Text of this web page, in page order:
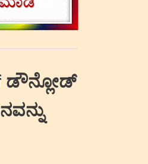
ಡೌನ್ಲೋಡ್‌